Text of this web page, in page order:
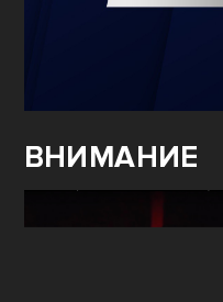
ВНИМАНИЕ